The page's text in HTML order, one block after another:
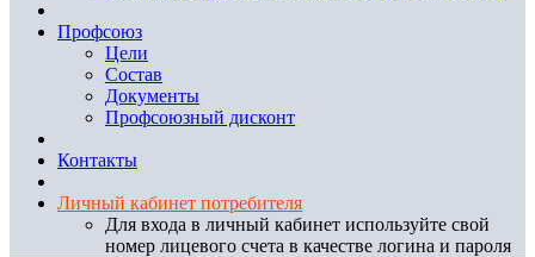
Профсоюз
Цели
Состав
Документы
Профсоюзный дисконт
Контакты
Личный кабинет потребителя
Для входа в личный кабинет используйте свой
номер лицевого счета в качестве логина и пароля